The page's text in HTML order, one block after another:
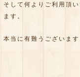
そして何よりご利用頂
ます。
本当に有難うございます